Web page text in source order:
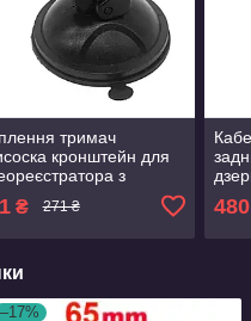
тримач
кронштейн для
з
різьбою гвинтом
різьби 4 мм
₴ 271 ₴ 480
–17%